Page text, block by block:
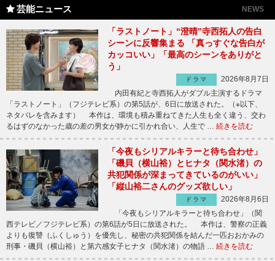
芸能ニュース NEWS
「ラストノート」“澄晴”寺西拓人の告白
シーンに反響集まる 「真っすぐな告白が
カッコいい」「最高のシーンをありがと
う」
ドラマ
2026年8月7日
内田有紀と寺西拓人がダブル主演するドラマ
「ラストノート」（フジテレビ系）の第5話が、6日に放送された。（※以下、
ネタバレを含みます） 本作は、環境も積み重ねてきた人生も全く違う、交わ
るはずのなかった歳の差の男女が静かに引かれ合い、人生で … 続きを読む
「今夜もシリアルキラーと待ち合わせ」
「磯貝（横山裕）とヒナタ（関水渚）の
共犯関係が深まってきているのがいい」
「縦山裕二さんのグッズ欲しい」
ドラマ
2026年8月6日
「今夜もシリアルキラーと待ち合わせ」（関
西テレビ／フジテレビ系）の第6話が5日に放送された。 本作は、警察の正義
よりも復讐（ふくしゅう）を優先し、秘密の共犯関係を結んだ一匹おおかみの
刑事・磯貝（横山裕）と第六感女子ヒナタ（関水渚）の物語 … 続きを読む